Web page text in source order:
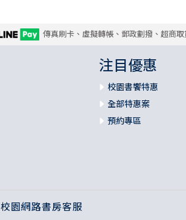
傳真刷卡、虛擬轉帳、郵政劃撥、超商
注目優惠
校園書饗特惠
全部特惠案
預約專區
校園網路書房客服